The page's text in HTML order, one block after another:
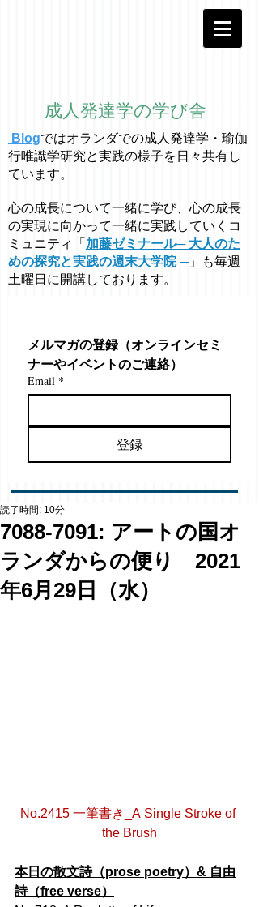
成人発達学の学び舎
Blogではオラ ンダでの成人発達学・ 瑜伽
行唯識学研究と実践の様子を日々共有し
ています。
心の成長について一緒に学び、心の成長
の実現に向かって一緒に実践していくコ
ミュニティ「 加藤ゼミナール─ 大人のた
めの探究と実践の週末大学院 ─」も毎週
土曜日に開講しております。
メルマガの登録（オンラインセミ
ナーやイベントのご連絡）
Email *
登録
7088-7091: アートの国オ
ランダからの便り 2021
年6月29日（水）
読了時間: 10分
No.2415 一筆書き_A Single Stroke of
the Brush
本日の散文詩（prose poetry）& 自由
詩（free verse）